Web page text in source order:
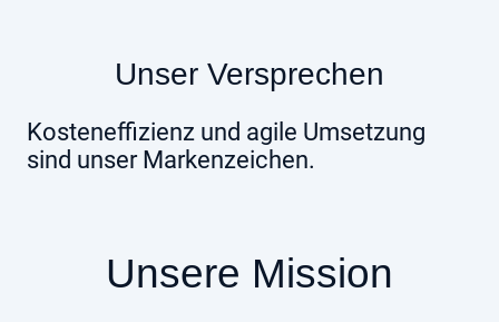
Unser Versprechen
Kosteneffizienz und agile Umsetzung
sind unser Markenzeichen.
Unsere Mission